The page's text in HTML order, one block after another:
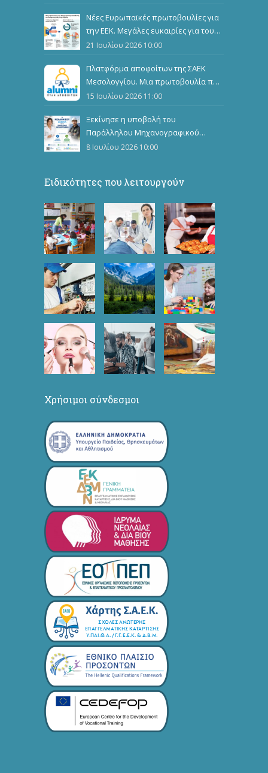
Νέες Ευρωπαϊκές πρωτοβουλίες για
την ΕΕΚ. Μεγάλες ευκαιρίες για τους
καταρτιζόμενους
21 Ιουλίου 2026 10:00
Πλατφόρμα αποφοίτων της ΣΑΕΚ
Μεσολογγίου. Μια πρωτοβουλία που
ενώνει, αναδεικνύει και εμπνέει
15 Ιουλίου 2026 11:00
Ξεκίνησε η υποβολή του
Παράλληλου Μηχανογραφικού
Δελτίου
8 Ιουλίου 2026 10:00
Ειδικότητες που λειτουργούν
Χρήσιμοι σύνδεσμοι